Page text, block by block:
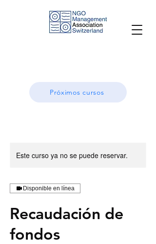
Próximos cursos
Este curso ya no se puede reservar.
Disponible en línea
Recaudación de
fondos